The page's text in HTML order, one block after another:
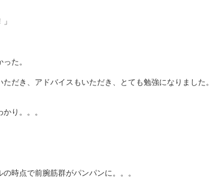
た。
だき、アドバイスもいただき、とても勉強になりました。
り。。。
時点で前腕筋群がパンパンに。。。